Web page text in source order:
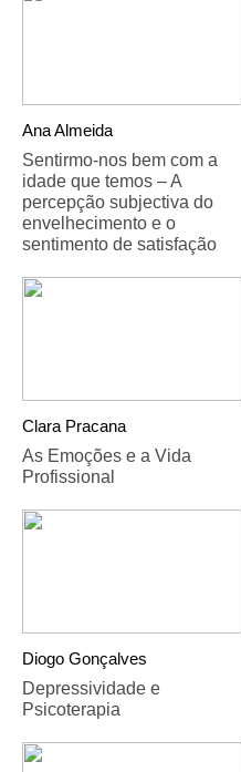
Ana Almeida
Sentirmo-nos bem com a
idade que temos – A
percepção subjectiva do
envelhecimento e o
sentimento de satisfação
Clara Pracana
As Emoções e a Vida
Profissional
Diogo Gonçalves
Depressividade e
Psicoterapia